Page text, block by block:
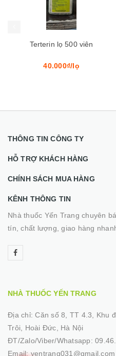
UNICITY ALOE VERA
800.000₫/lọ
THÔNG TIN CÔNG TY
HỖ TRỢ KHÁCH HÀNG
CHÍNH SÁCH MUA HÀNG
KÊNH THÔNG TIN
Nhà thuốc Yến Trang chuyên
tín, chất lượng, giao hàng
NHÀ THUỐC YẾN TRANG
Địa chỉ:Căn số 8, TT 4.3, Khu
Trôi, Hoài Đức, Hà Nội
ĐT/Zalo/Viber/Whatsapp:
Email:yentrang031@gmail.com